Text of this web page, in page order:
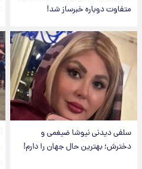
متفاوت دوباره خبرساز شد!
سلفی دیدنی نیوشا ضیغمی و
دخترش؛ بهترین حال جهان را دارم!